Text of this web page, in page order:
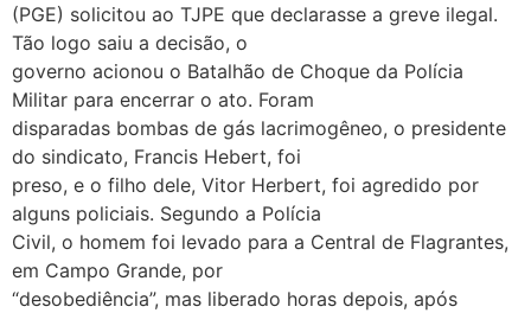
(PGE) solicitou ao TJPE que declarasse a greve ilegal.
Tão logo saiu a decisão, o
governo acionou o Batalhão de Choque da Polícia
Militar para encerrar o ato. Foram
disparadas bombas de gás lacrimogêneo, o presidente
do sindicato, Francis Hebert, foi
preso, e o filho dele, Vitor Herbert, foi agredido por
alguns policiais. Segundo a Polícia
Civil, o homem foi levado para a Central de Flagrantes,
em Campo Grande, por
“desobediência”, mas liberado horas depois, após